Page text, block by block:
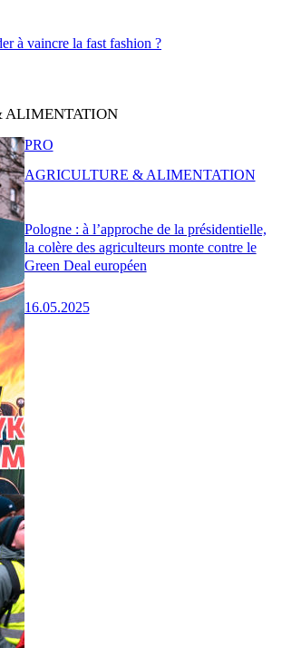
à vaincre la fast fashion ?
ALIMENTATION
Pologne : à l’approche de la présidentielle,
la colère des agriculteurs monte contre le
Green Deal européen
16.05.2025
PRO
AGRICULTURE & ALIMENTATION